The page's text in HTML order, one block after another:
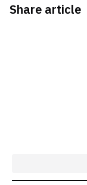
Share article